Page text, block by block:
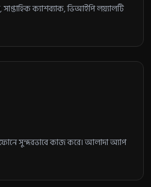
ক্যাশব্যাক, ভিআইপি লয়্যালটি
সুন্দরভাবে কাজ করে। আলাদা অ্যাপ